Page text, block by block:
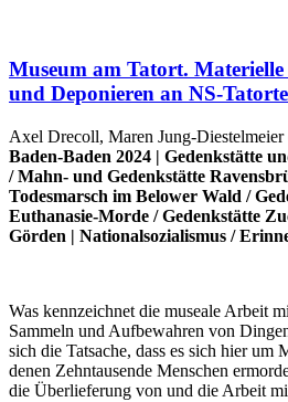
Museum am Tatort.
und Deponieren an NS-
Axel Drecoll, Maren Jung-
Baden-Baden 2024 | Gedenkstätte
/Mahn- und Gedenkstätte
Todesmarsch im Belower Wald /
Euthanasie-Morde /Gedenkstätte
Görden | Nationalsozialismus /
Was kennzeichnet die museale Arbeit
Sammeln und Aufbewahren von
sich die Tatsache, dass es sich hier um
denen Zehntausende Menschen
die Überlieferung von und die Arbeit